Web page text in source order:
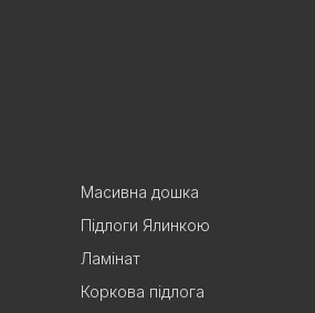
Масивна дошка
Підлоги Ялинкою
Ламінат
Коркова підлога